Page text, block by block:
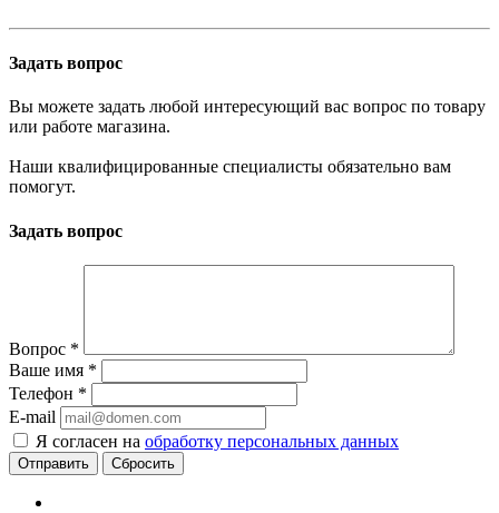
Задать вопрос
Вы можете задать любой интересующий вас вопрос по товару
или работе магазина.
Наши квалифицированные специалисты обязательно вам
помогут.
Задать вопрос
Вопрос *
Ваше имя *
Телефон *
E-mail
Я согласен на обработку персональных данных
Сбросить